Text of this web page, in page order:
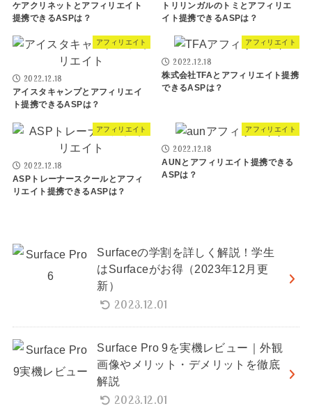
ケアクリネットとアフィリエイト
提携できるASPは？
トリリンガルのトミとアフィリエ
イト提携できるASPは？
アフィリエイト
2022.12.18
アイスタキャンプとアフィリエイ
ト提携できるASPは？
アフィリエイト
2022.12.18
株式会社TFAとアフィリエイト提携
できるASPは？
アフィリエイト
2022.12.18
ASPトレーナースクールとアフィ
リエイト提携できるASPは？
アフィリエイト
2022.12.18
AUNとアフィリエイト提携できる
ASPは？
Surfaceの学割を詳しく解説！学生
はSurfaceがお得（2023年12月更
新）
2023.12.01
Surface Pro 9を実機レビュー｜外観
画像やメリット・デメリットを徹底
解説
2023.12.01